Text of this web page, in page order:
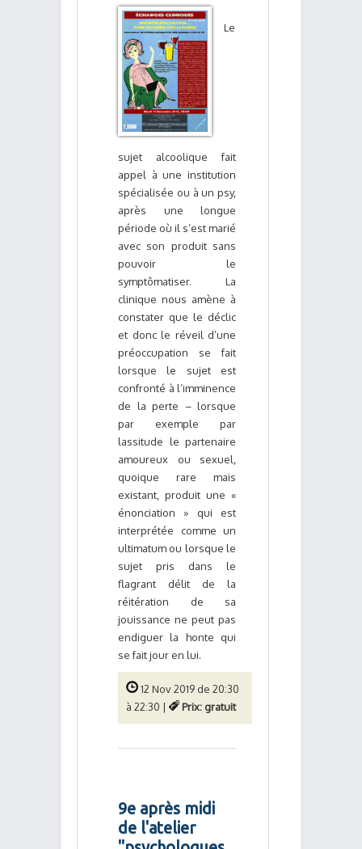
Le
sujet alcoolique fait
appel à une institution
spécialisée ou à un psy,
après une longue
période où il s’est marié
avec son produit sans
pouvoir le
symptômatiser. La
clinique nous amène à
constater que le déclic
et donc le réveil d’une
préoccupation se fait
lorsque le sujet est
confronté à l’imminence
de la perte – lorsque
par exemple par
lassitude le partenaire
amoureux ou sexuel,
quoique rare mais
existant, produit une «
énonciation » qui est
interprétée comme un
ultimatum ou lorsque le
sujet pris dans le
flagrant délit de la
réitération de sa
jouissance ne peut pas
endiguer la honte qui
se fait jour en lui.
12 Nov 2019 de 20:30
à 22:30 |
Prix: gratuit
9e après midi
de l'atelier